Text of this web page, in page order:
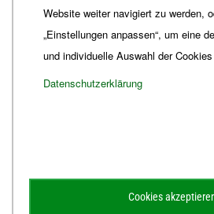
Website weiter navigiert zu werden,
„Einstellungen anpassen“, um eine
und individuelle Auswahl der
Datenschutzerklärung
Cookies